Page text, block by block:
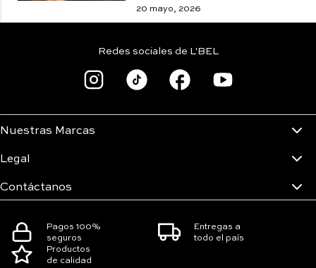
20 mayo, 2026
Nuestras Marcas
Legal
Contáctanos
Redes sociales de L'BEL
Pagos 100%
seguros
Entregas a
todo el país
Productos
de calidad